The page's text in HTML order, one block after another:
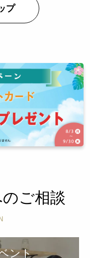
プ
ご相談
ント